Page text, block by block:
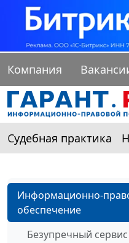
Компания
Судебная практика
Информационно-
обеспечение
Безупречный сервис